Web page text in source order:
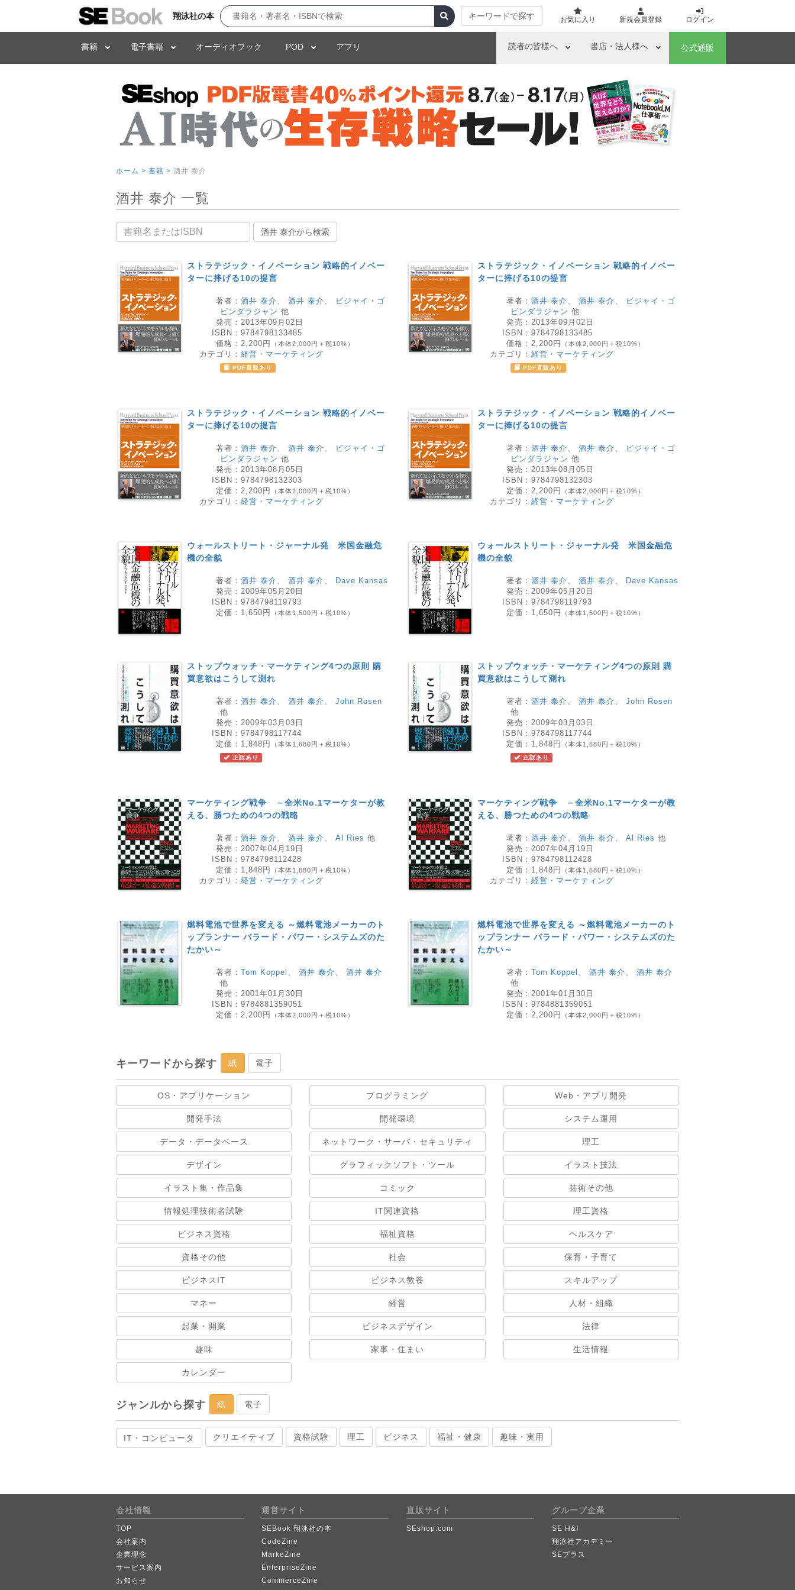
翔泳社の本 キーワードで探す お気に入り 新規会員登録 ログイン
書籍 電子書籍 オーディオブック POD アプリ 読者の皆様へ 書店・法人様へ 公式通販
ホーム > 書籍 > 酒井 泰介
酒井 泰介 一覧
書籍名 酒井 泰介から検索
ストラテジック・イノベーション 戦略的イノベー
ターに捧げる10の提言
著者： 酒井 泰介、 酒井 泰介、
ビジャイ・ゴ
ビンダラジャン 他
発売： 2013年09月02日
ISBN： 9784798133485
価格： 2,200円 （本体2,000円＋税10%）
カテゴリ： 経営・マーケティング
PDF直販あり
ストラテジック・イノベーション 戦略的イノベー
ターに捧げる10の提言
著者： 酒井 泰介、 酒井 泰介、
ビジャイ・ゴ
ビンダラジャン 他
発売： 2013年09月02日
ISBN： 9784798133485
価格： 2,200円 （本体2,000円＋税10%）
カテゴリ： 経営・マーケティング
PDF直販あり
ストラテジック・イノベーション 戦略的イノベー
ターに捧げる10の提言
著者： 酒井 泰介、 酒井 泰介、
ビジャイ・ゴ
ビンダラジャン 他
発売： 2013年08月05日
ISBN： 9784798132303
定価： 2,200円 （本体2,000円＋税10%）
カテゴリ： 経営・マーケティング
ストラテジック・イノベーション 戦略的イノベー
ターに捧げる10の提言
著者： 酒井 泰介、 酒井 泰介、
ビジャイ・ゴ
ビンダラジャン 他
発売： 2013年08月05日
ISBN： 9784798132303
定価： 2,200円 （本体2,000円＋税10%）
カテゴリ： 経営・マーケティング
ウォールストリート・ジャーナル発 米国金融危
機の全貌
著者： 酒井 泰介、 酒井 泰介、
Dave Kansas
発売： 2009年05月20日
ISBN： 9784798119793
定価： 1,650円 （本体1,500円＋税10%）
ウォールストリート・ジャーナル発 米国金融危
機の全貌
著者： 酒井 泰介、 酒井 泰介、
Dave Kansas
発売： 2009年05月20日
ISBN： 9784798119793
定価： 1,650円 （本体1,500円＋税10%）
ストップウォッチ・マーケティング4つの原則 購
買意欲はこうして測れ
著者： 酒井 泰介 酒井 泰介
John Rosen
他
発売： 2009年03月03日
ISBN： 9784798117744
定価： 1,848円 （本体1,680円＋税10%）
正誤あり
ストップウォッチ・マーケティング4つの原則 購
買意欲はこうして測れ
著者： 酒井 泰介 酒井 泰介
John Rosen
他
発売： 2009年03月03日
ISBN： 9784798117744
定価： 1,848円 （本体1,680円＋税10%）
正誤あり
マーケティング戦争 －全米No.1マーケターが教
える、勝つための4つの戦略
著者： 酒井 泰介 酒井 泰介 Al Ries 他
発売： 2007年04月19日
ISBN： 9784798112428
定価： 1,848円 （本体1,680円＋税10%）
カテゴリ： 経営・マーケティング
マーケティング戦争 －全米No.1マーケターが教
える、勝つための4つの戦略
著者： 酒井 泰介 酒井 泰介 Al Ries 他
発売： 2007年04月19日
ISBN： 9784798112428
定価： 1,848円 （本体1,680円＋税10%）
カテゴリ： 経営・マーケティング
燃料電池で世界を変える ～燃料電池メーカーのト
ップランナー バラード・パワー・システムズのた
たかい～
著者： Tom Koppel 酒井 泰介
酒井 泰介
他
発売： 2001年01月30日
ISBN： 9784881359051
定価： 2,200円 （本体2,000円＋税10%）
燃料電池で世界を変える ～燃料電池メーカーのト
ップランナー バラード・パワー・システムズのた
たかい～
著者： Tom Koppel 酒井 泰介
酒井 泰介
他
発売： 2001年01月30日
ISBN： 9784881359051
定価： 2,200円 （本体2,000円＋税10%）
キーワードから探す 紙 電子
OS・アプリケーション プログラミング Web・アプリ開発
開発手法 開発環境 システム運用
データ・データベース ネットワーク・サーバ・セキュリティ 理工
デザイン グラフィックソフト・ツール イラスト技法
イラスト集・作品集 コミック 芸術その他
情報処理技術者試験 IT関連資格 理工資格
ビジネス資格 福祉資格 ヘルスケア
資格その他 社会 保育・子育て
ビジネスIT ビジネス教養 スキルアップ
マネー 経営 人材・組織
起業・開業 ビジネスデザイン 法律
趣味 家事・住まい 生活情報
カレンダー
ジャンルから探す 紙 電子
IT・コンピュータ クリエイティブ 資格試験 理工 ビジネス 福祉・健康 趣味・実用
会社情報
TOP
会社案内
企業理念
サービス案内
お知らせ
運営サイト
SEBook 翔泳社の本
CodeZine
MarkeZine
EnterpriseZine
CommerceZine
直販サイト
SEshop.com
グループ企業
SE H&I
翔泳社アカデミー
SEプラス